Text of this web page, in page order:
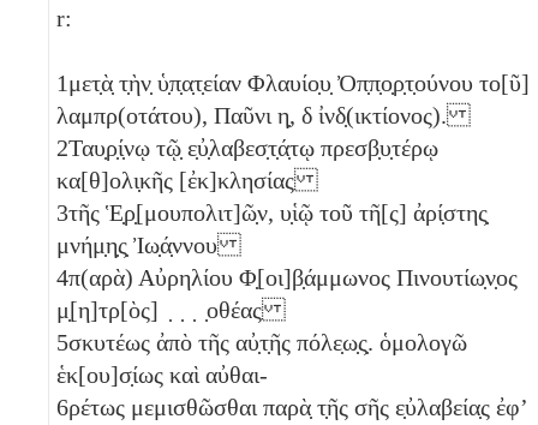
r:
1μετ̣ὰ̣ τ̣ὴν̣ ὑ̣π̣α̣τ̣είαν Φλαυίο̣υ̣ Ὀπ̣π̣ο̣ρ̣τ̣ούνου το[ῦ]
λαμπρ(οτάτου), Παῦνι η̣, δ ἰνδ̣(ικτίονος).
2Ταυ̣ρ̣ί̣νῳ τῷ̣ ε̣ὐ̣λαβεσ̣τ̣ά̣τῳ πρεσβ̣υ̣τέρῳ
κα[θ]ολι̣κῆς [ἐκ]κλησίας
3τῆς Ἑ̣ρ̣[μουπολιτ]ῶ̣ν, υ̣ἱῷ τοῦ τῆ[ς] ἀρί̣στης̣
μνήμ̣η̣ς̣ Ἰω̣ά̣ννου
4π(αρὰ) Αὐρηλίου Φ̣[οι]β̣άμμωνος Πινουτίω̣ν̣ος
μ̣[η]τρ[ὸς] ̣ ̣ ̣ ̣οθέας
5σκυτέως ἀπὸ τῆς αὐ̣τ̣ῆς πόλε̣ω̣ς̣. ὁμολογῶ
ἑκ[ου]σ̣ίως καὶ αὐθαι-
6ρέτως μεμισθῶσθαι παρὰ̣ τ̣ῆς σῆς ε̣ὐλαβεία̣ς ἐφʼ